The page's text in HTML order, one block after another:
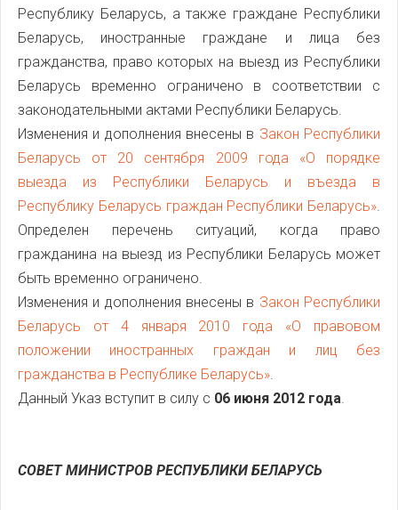
Республику Беларусь, а также граждане Республики
Беларусь, иностранные граждане и лица без
гражданства, право которых на выезд из Республики
Беларусь временно ограничено в соответствии с
законодательными актами Республики Беларусь.
Изменения и дополнения внесены в Закон Республики
Беларусь от 20 сентября 2009 года «О порядке
выезда из Республики Беларусь и въезда в
Республику Беларусь граждан Республики Беларусь».
Определен перечень ситуаций, когда право
гражданина на выезд из Республики Беларусь может
быть временно ограничено.
Изменения и дополнения внесены в Закон Республики
Беларусь от 4 января 2010 года «О правовом
положении иностранных граждан и лиц без
гражданства в Республике Беларусь».
Данный Указ вступит в силу с 06 июня 2012 года.
СОВЕТ МИНИСТРОВ РЕСПУБЛИКИ БЕЛАРУСЬ